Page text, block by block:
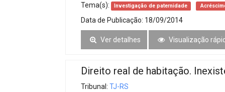
Tema(s):
Investigação de paternidade
Data de Publicação: 18/09/2014
Ver detalhes Visualização
Direito real de habitação.
Tribunal: TJ-RS